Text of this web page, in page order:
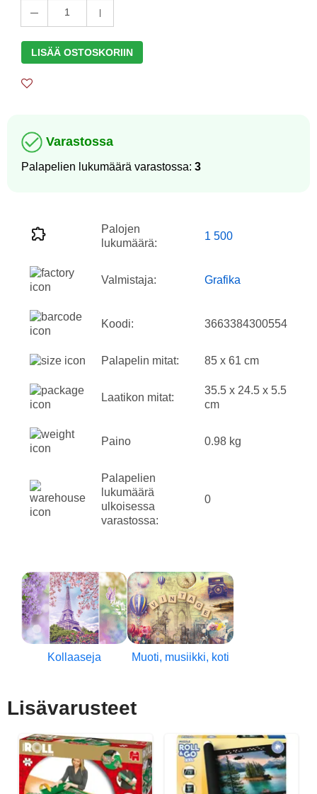
1
LISÄÄ OSTOSKORIIN
Varastossa
Palapelien lukumäärä varastossa: 3
Palojen
lukumäärä:
1 500
Valmistaja: Grafika
Koodi: 3663384300554
Palapelin mitat: 85 x 61 cm
Laatikon mitat:
35.5 x 24.5 x 5.5
cm
Paino 0.98 kg
Palapelien
lukumäärä
ulkoisessa
varastossa:
0
Kollaaseja Muoti, musiikki, koti
Lisävarusteet